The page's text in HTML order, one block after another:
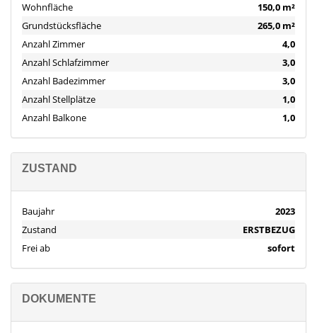
Wohnfläche
150,0 m²
Grundstücksfläche
265,0 m²
Anzahl Zimmer
4,0
Anzahl Schlafzimmer
3,0
Anzahl Badezimmer
3,0
Anzahl Stellplätze
1,0
Anzahl Balkone
1,0
ZUSTAND
Baujahr
2023
Zustand
ERSTBEZUG
Frei ab
sofort
DOKUMENTE